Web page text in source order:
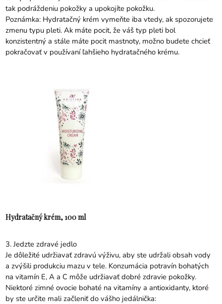
tak podráždeniu pokožky a upokojíte pokožku.
Poznámka: Hydratačný krém vymeňte iba vtedy, ak spozorujete
zmenu typu pleti. Ak máte pocit, že váš typ pleti bol
konzistentný a stále máte pocit mastnoty, možno budete chcieť
pokračovať v používaní ľahšieho hydratačného krému.
Hydratačný krém, 100 ml
3. Jedzte zdravé jedlo
Je dôležité udržiavať zdravú výživu, aby ste udržali obsah vody
a zvýšili produkciu mazu v tele. Konzumácia potravín bohatých
na vitamín E, A a C môže udržiavať dobré zdravie pokožky.
Niektoré zimné ovocie bohaté na vitamíny a antioxidanty, ktoré
by ste určite mali začleniť do vášho jedálnička: